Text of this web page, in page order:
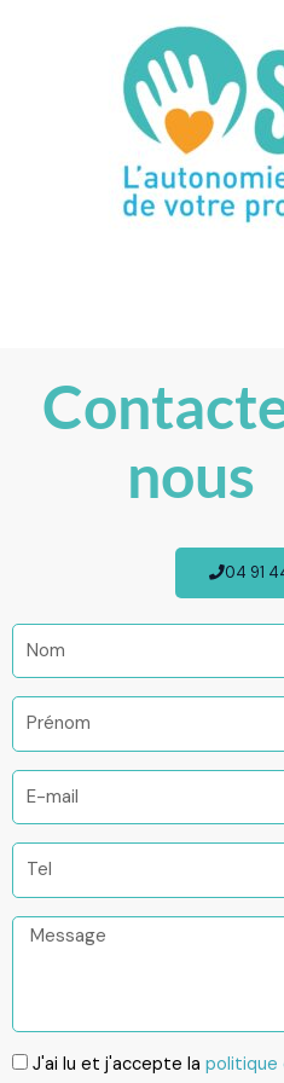
nous
04 91
Nom
Prénom
E-
Tel
Message
RGPDJ'ai lu et j'accepte la politique